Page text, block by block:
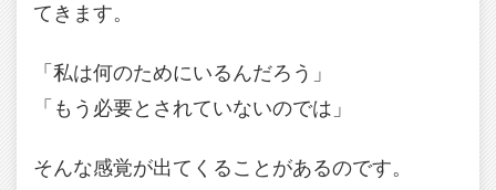
てきます。
「私は何のためにいるんだろう」
「もう必要とされていないのでは」
そんな感覚が出てくることがあるのです。